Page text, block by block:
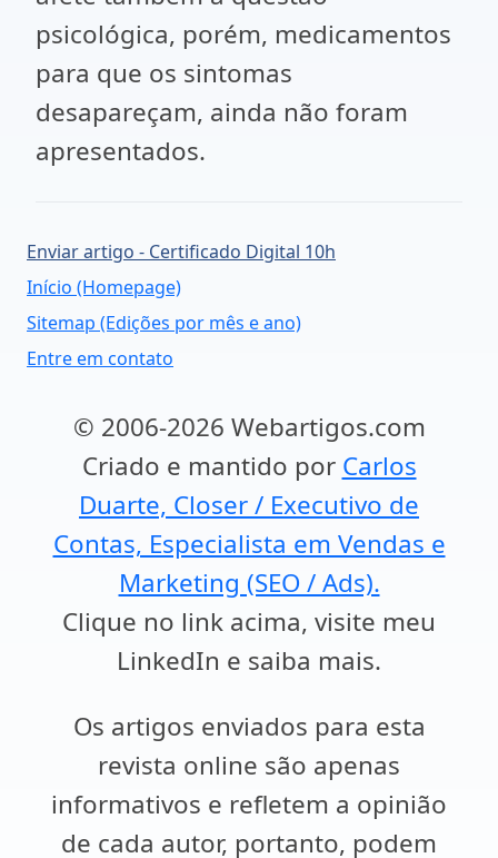
psicológica, porém, medicamentos
para que os sintomas
desapareçam, ainda não foram
apresentados.
Enviar artigo - Certificado Digital 10h
Início (Homepage)
Sitemap (Edições por mês e ano)
Entre em contato
© 2006-2026 Webartigos.com
Criado e mantido por Carlos
Duarte, Closer / Executivo de
Contas, Especialista em Vendas e
Marketing (SEO / Ads).
Clique no link acima, visite meu
LinkedIn e saiba mais.
Os artigos enviados para esta
revista online são apenas
informativos e refletem a opinião
de cada autor, portanto, podem